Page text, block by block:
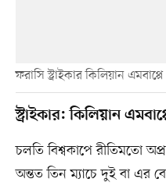
ফরাসি স্ট্রাইকার কিলিয়ান এমবাপ্পে
স্ট্রাইকার: কিলিয়ান
চলতি বিশ্বকাপে রীতিমতো
অন্তত তিন ম্যাচে দুই বা এর